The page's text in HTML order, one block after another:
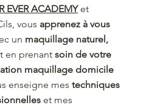
EVER ACADEMYet
vous apprenez à vous
un maquillage naturel,
en prenantsoin de votre
maquillage domicile
enseigne mestechniques
et mes